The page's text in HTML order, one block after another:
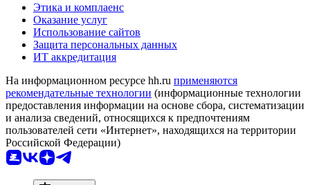
Этика и комплаенс
Оказание услуг
Использование сайтов
Защита персональных данных
ИТ аккредитация
На информационном ресурсе hh.ru применяются
рекомендательные технологии (информационные технологии
предоставления информации на основе сбора, систематизации
и анализа сведений, относящихся к предпочтениям
пользователей сети «Интернет», находящихся на территории
Российской Федерации)